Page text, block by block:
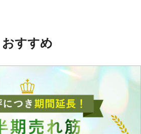
おすすめ